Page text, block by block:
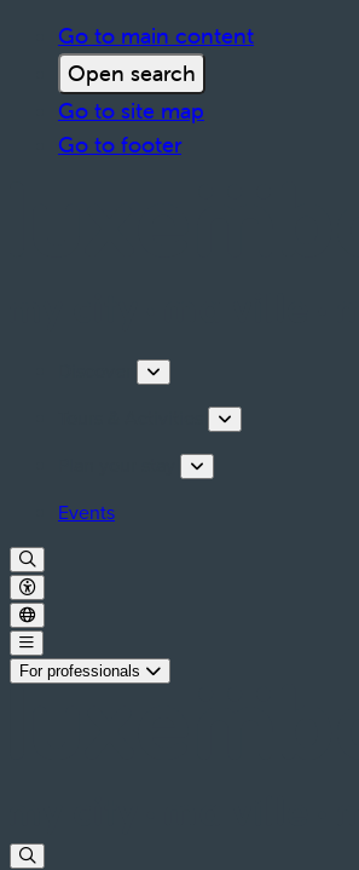
Go to main content
Open search
Go to site map
Go to footer
Events
For professionals